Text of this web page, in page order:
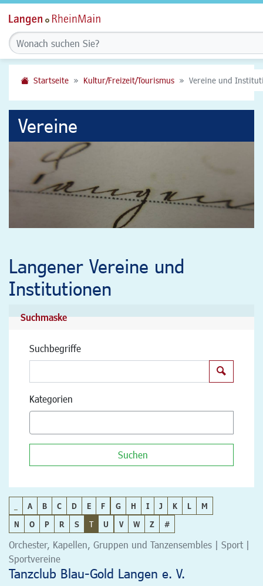
Startseite Kultur/Freizeit/Tourismus Vereine und
Vereine
Langener Vereine und
Institutionen
Suchmaske
Suchbegriffe
Kategorien
Suchen
A B C D E F G H I J K L
M
N
O P R S T U V W Z #
Orchester, Kapellen, Gruppen und Tanzensembles | Sport |
Sportvereine
Tanzclub Blau-Gold Langen e. V.